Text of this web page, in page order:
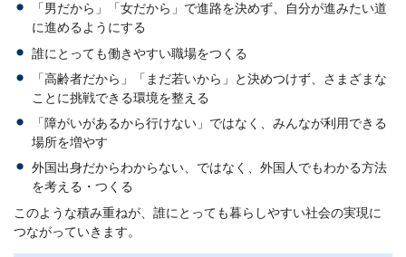
「男だから」「女だから」で進路を決めず、自分が進みたい道
に進めるようにする
誰にとっても働きやすい職場をつくる
「高齢者だから」「まだ若いから」と決めつけず、さまざまな
ことに挑戦できる環境を整える
「障がいがあるから行けない」ではなく、みんなが利用できる
場所を増やす
外国出身だからわからない、ではなく、外国人でもわかる方法
を考える・つくる
このような積み重ねが、誰にとっても暮らしやすい社会の実現に
つながっていきます。